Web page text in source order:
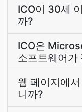
ICO이 30세
까?
ICO은
소프트웨어가
웹 페이지에
니까?